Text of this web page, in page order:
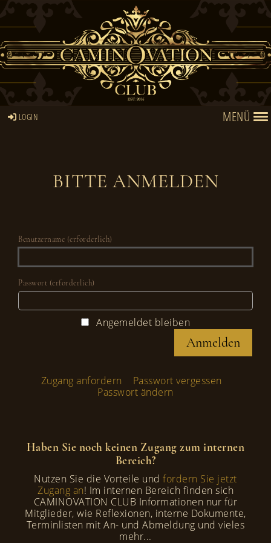
MENÜ
LOGIN
BITTE ANMELDEN
Benutzername (erforderlich)
Passwort (erforderlich)
Angemeldet bleiben
Zugang anfordern
Passwort vergessen
Passwort ändern
Haben Sie noch keinen Zugang zum internen
Bereich?
Nutzen Sie die Vorteile undfordern Sie jetzt
Zugang an! Im internen Bereich finden sich
CAMINOVATION CLUB Informationen nur für
Mitglieder, wie Reflexionen, interne Dokumente,
Terminlisten mit An- und Abmeldung und vieles
mehr...